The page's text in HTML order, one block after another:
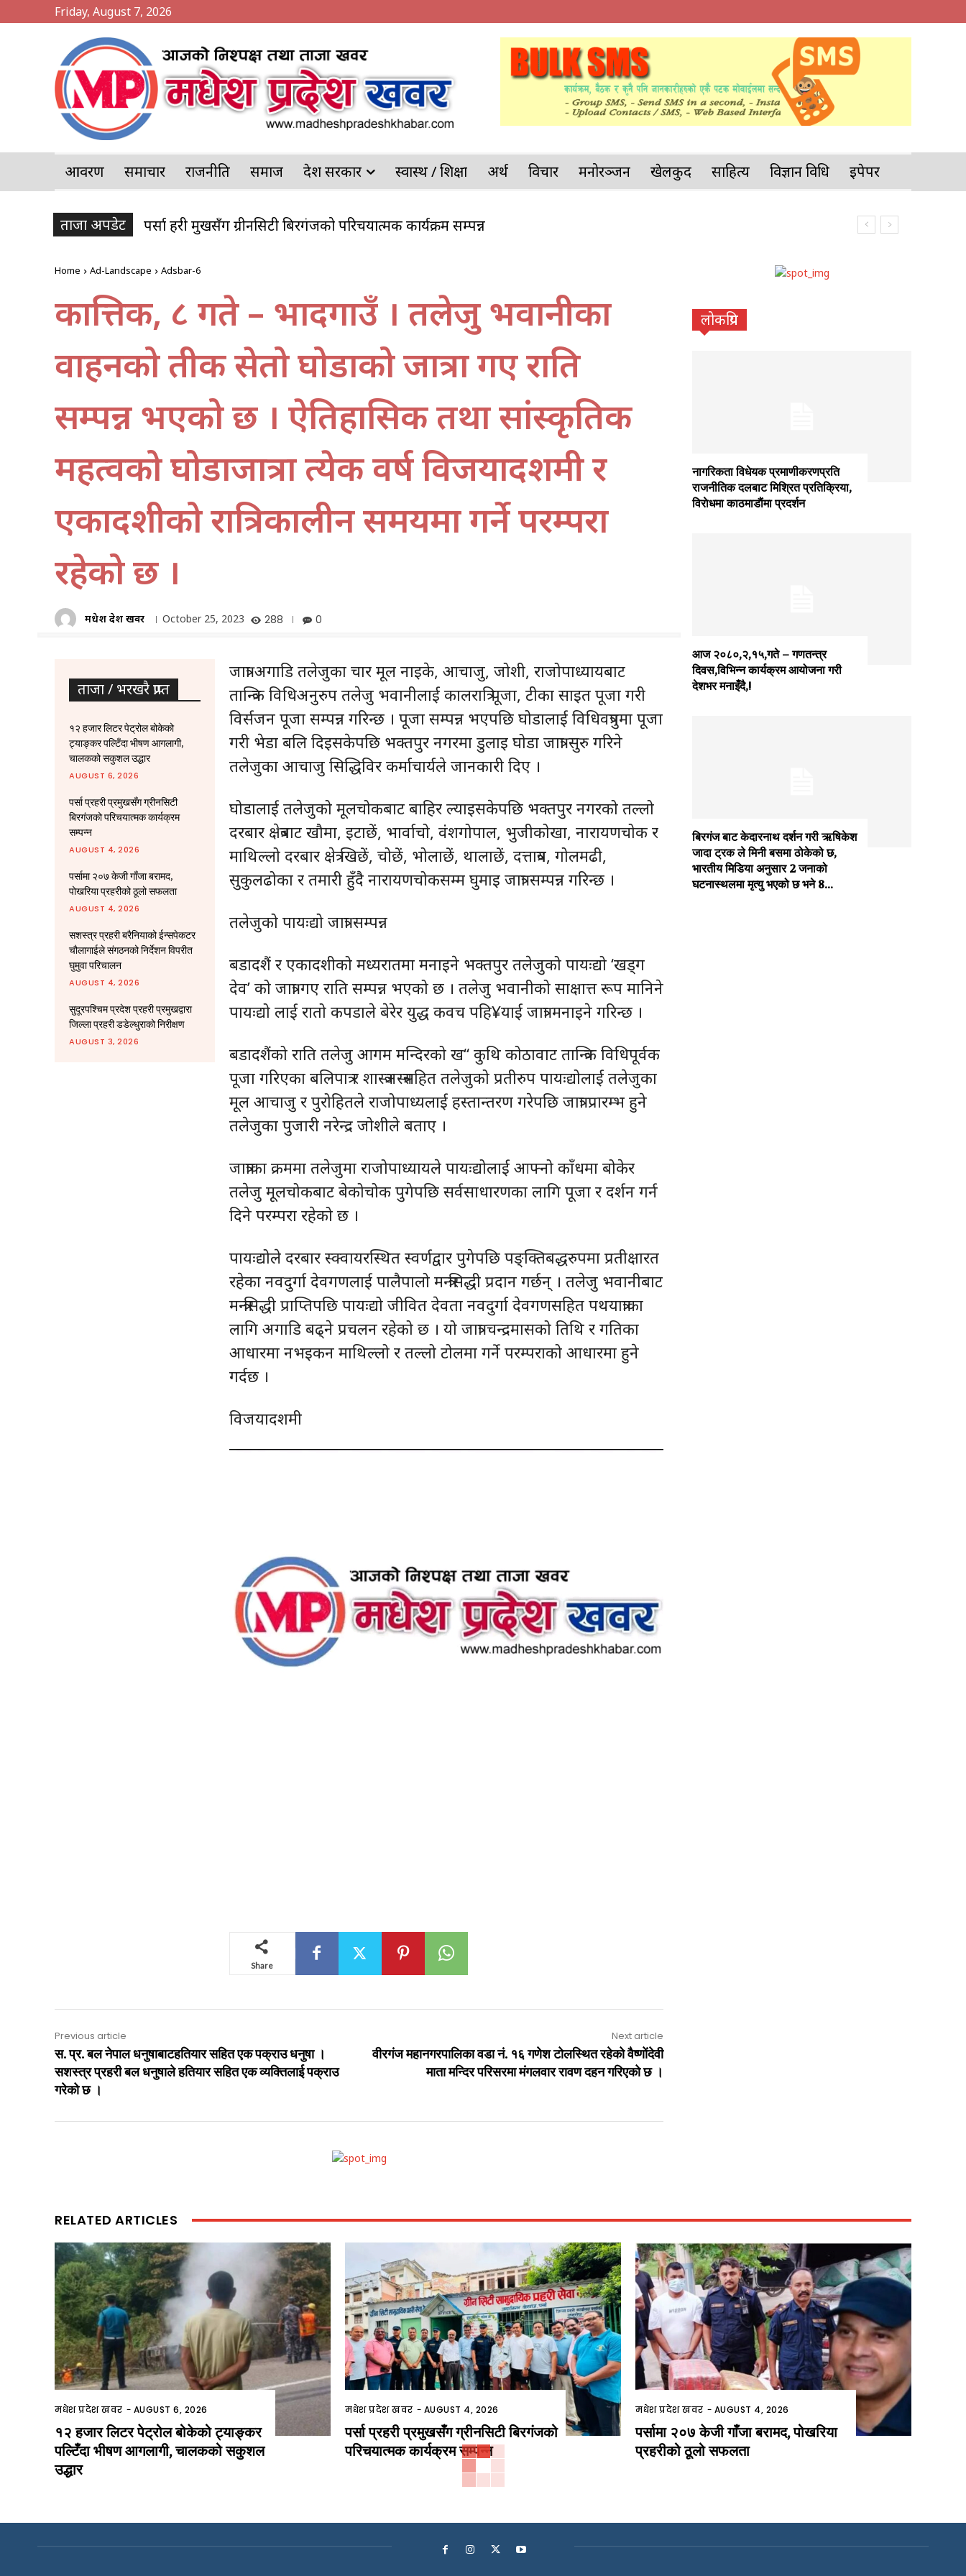
Friday, August 7, 2026
आवरण समाचार राजनीति समाज प्रदेश सरकार स्वास्थ / शिक्षा अर्थ विचार मनोरञ्जन खेलकुद साहित्य विज्ञान प्रविधि इपेपर
ताजा अपडेट पर्सा प्रहरी प्रमुखसँग ग्रीनसिटी बिरगंजको परिचयात्मक कार्यक्रम सम्पन्न
पर्सामा २०७ केजी गाँजा बरामद, पोखरिया प्रहरीको ठूलो सफलता
Home Ad-Landscape Adsbar-6
कात्तिक, ८ गते – भादगाउँ । तलेजु भवानीका
वाहनको प्रतीक सेतो घोडाको जात्रा गए राति
सम्पन्न भएको छ । ऐतिहासिक तथा सांस्कृतिक
महत्वको घोडाजात्रा प्रत्येक वर्ष विजयादशमी र
एकादशीको रात्रिकालीन समयमा गर्ने परम्परा
रहेको छ ।
मधेश प्रदेश खवर October 25, 2023 288 0
ताजा / भरखरै प्राप्त
१२ हजार लिटर पेट्रोल बोकेको
ट्याङ्कर पल्टिँदा भीषण आगलागी,
चालकको सकुशल उद्धार
AUGUST 6, 2026
पर्सा प्रहरी प्रमुखसँग ग्रीनसिटी
बिरगंजको परिचयात्मक कार्यक्रम
सम्पन्न
AUGUST 4, 2026
पर्सामा २०७ केजी गाँजा बरामद,
पोखरिया प्रहरीको ठूलो सफलता
AUGUST 4, 2026
सशस्त्र प्रहरी बरैनियाको ईन्सपेकटर
चौलागाईले संगठनको निर्देशन विपरीत
घुमुवा परिचालन
AUGUST 4, 2026
सुदूरपश्चिम प्रदेश प्रहरी प्रमुखद्वारा
जिल्ला प्रहरी डडेल्धुराको निरीक्षण
AUGUST 3, 2026
जात्रा अगाडि तलेजुका चार मूल नाइके, आचाजु, जोशी, राजोपाध्यायबाट
तान्त्रिक विधिअनुरुप तलेजु भवानीलाई कालरात्रि पूजा, टीका साइत पूजा गरी
विर्सजन पूजा सम्पन्न गरिन्छ । पूजा सम्पन्न भएपछि घोडालाई विधिवत्रुपमा पूजा
गरी भेडा बलि दिइसकेपछि भक्तपुर नगरमा डुलाइ घोडा जात्रा सुरु गरिने
तलेजुका आचाजु सिद्धिविर कर्माचार्यले जानकारी दिए ।
घोडालाई तलेजुको मूलचोकबाट बाहिर ल्याइसकेपछि भक्तपुर नगरको तल्लो
दरबार क्षेत्रबाट खौमा, इटाछें, भार्वाचो, वंशगोपाल, भुजीकोखा, नारायणचोक र
माथिल्लो दरबार क्षेत्र खिछें, चोछें, भोलाछें, थालाछें, दत्तात्रय, गोलमढी,
सुकुलढोका र तमारी हुँदै नारायणचोकसम्म घुमाइ जात्रा सम्पन्न गरिन्छ ।
तलेजुको पायःद्यो जात्रा सम्पन्न
बडादशैं र एकादशीको मध्यरातमा मनाइने भक्तपुर तलेजुको पायःद्यो ‘खड्ग
देव’ को जात्रा गए राति सम्पन्न भएको छ । तलेजु भवानीको साक्षात्त रूप मानिने
पायःद्यो लाई रातो कपडाले बेरेर युद्ध कवच पहि¥याई जात्रा मनाइने गरिन्छ ।
बडादशैंको राति तलेजु आगम मन्दिरको ख“ कुथि कोठावाट तान्त्रिक विधिपूर्वक
पूजा गरिएका बलिपात्र र शास्त्रअस्त्रसहित तलेजुको प्रतीरुप पायःद्योलाई तलेजुका
मूल आचाजु र पुरोहितले राजोपाध्यलाई हस्तान्तरण गरेपछि जात्रा प्रारम्भ हुने
तलेजुका पुजारी नरेन्द्र जोशीले बताए ।
जात्राका क्रममा तलेजुमा राजोपाध्यायले पायःद्योलाई आफ्नो काँधमा बोकेर
तलेजु मूलचोकबाट बेकोचोक पुगेपछि सर्वसाधारणका लागि पूजा र दर्शन गर्न
दिने परम्परा रहेको छ ।
पायःद्योले दरबार स्क्वायरस्थित स्वर्णद्वार पुगेपछि पङ्क्तिबद्धरुपमा प्रतीक्षारत
रहेका नवदुर्गा देवगणलाई पालैपालो मन्त्रसिद्धी प्रदान गर्छन् । तलेजु भवानीबाट
मन्त्रसिद्धी प्राप्तिपछि पायःद्यो जीवित देवता नवदुर्गा देवगणसहित पथयात्राका
लागि अगाडि बढ्ने प्रचलन रहेको छ । यो जात्रा चन्द्रमासको तिथि र गतिका
आधारमा नभइकन माथिल्लो र तल्लो टोलमा गर्ने परम्पराको आधारमा हुने
गर्दछ ।
विजयादशमी
Share
Previous article
स. प्र. बल नेपाल धनुषाबाटहतियार सहित एक पक्राउ धनुषा ।
सशस्त्र प्रहरी बल धनुषाले हतियार सहित एक व्यक्तिलाई पक्राउ
गरेको छ ।
Next article
वीरगंज महानगरपालिका वडा नं. १६ गणेश टोलस्थित रहेको वैष्णोंदेवी
माता मन्दिर परिसरमा मंगलवार रावण दहन गरिएको छ ।
लोकप्रिय
नागरिकता विधेयक प्रमाणीकरणप्रति
राजनीतिक दलबाट मिश्रित प्रतिक्रिया,
विराेधमा काठमाडाैंमा प्रदर्शन
आज २०८०,२,१५,गते – गणतन्त्र
दिवस,विभिन्न कार्यक्रम आयोजना गरी
देशभर मनाइँदै,!
बिरगंज बाट केदारनाथ दर्शन गरी ऋषिकेश
जादा ट्रक ले मिनी बसमा ठोकेको छ,
भारतीय मिडिया अनुसार 2 जनाको
घटनास्थलमा मृत्यु भएको छ भने 8...
RELATED ARTICLES
मधेश प्रदेश खवर - AUGUST 6, 2026
१२ हजार लिटर पेट्रोल बोकेको ट्याङ्कर
पल्टिँदा भीषण आगलागी, चालकको सकुशल
उद्धार
मधेश प्रदेश खवर - AUGUST 4, 2026
पर्सा प्रहरी प्रमुखसँग ग्रीनसिटी बिरगंजको
परिचयात्मक कार्यक्रम सम्पन्न
मधेश प्रदेश खवर - AUGUST 4, 2026
पर्सामा २०७ केजी गाँजा बरामद, पोखरिया
प्रहरीको ठूलो सफलता